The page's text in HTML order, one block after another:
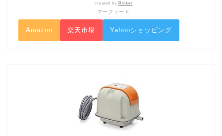
created by Rinker
マーフィード
Amazon 楽天市場 Yahooショッピング